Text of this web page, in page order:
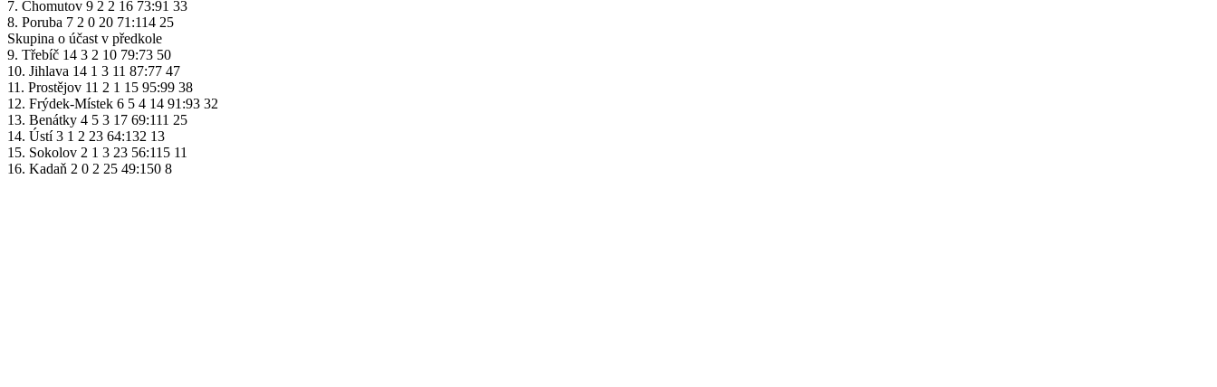
7. Chomutov 9 2 2 16 73:91 33
8. Poruba 7 2 0 20 71:114 25
Skupina o účast v předkole
9. Třebíč 14 3 2 10 79:73 50
10. Jihlava 14 1 3 11 87:77 47
11. Prostějov 11 2 1 15 95:99 38
12. Frýdek-Místek 6 5 4 14 91:93 32
13. Benátky 4 5 3 17 69:111 25
14. Ústí 3 1 2 23 64:132 13
15. Sokolov 2 1 3 23 56:115 11
16. Kadaň 2 0 2 25 49:150 8